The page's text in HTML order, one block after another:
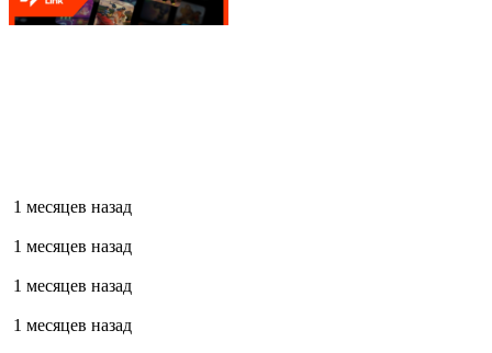
1 месяцев назад
1 месяцев назад
1 месяцев назад
1 месяцев назад